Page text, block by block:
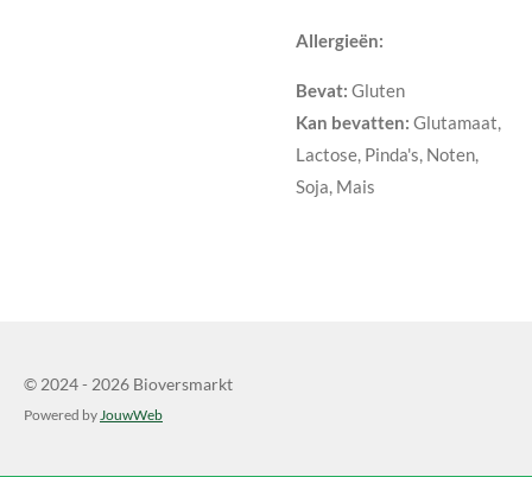
Allergieën:
Bevat: Gluten
Kan bevatten: Glutamaat,
Lactose, Pinda's, Noten,
Soja, Mais
© 2024 - 2026 Bioversmarkt
Powered by JouwWeb